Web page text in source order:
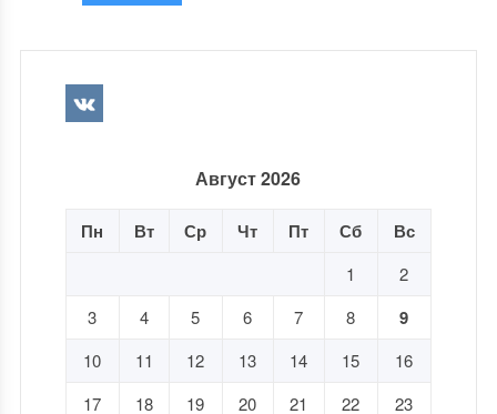
Август 2026
Пн Вт Ср Чт Пт Сб Вс
1
2
3
4 5 6 7 8 9
10 11 12 13 14 15
16
17
18 19 20 21 22
23